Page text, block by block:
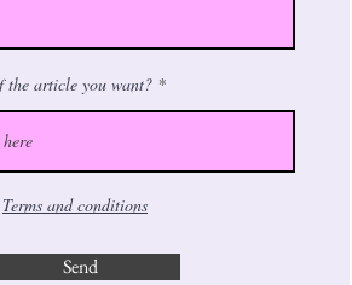
the article you want?
Terms and conditions
Send